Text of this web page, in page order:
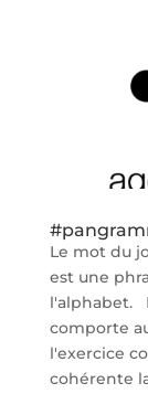
Le mot du
est une
l'alphabet.
comporte
l'exercice
cohérente